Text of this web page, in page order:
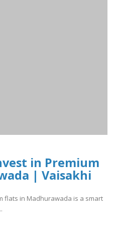
in Premium
| Vaisakhi
flats in Madhurawada is a smart